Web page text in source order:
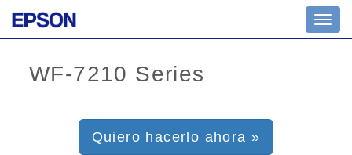
Quiero hacerlo ahora »